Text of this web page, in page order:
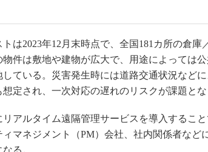
は2023年12月末時点で、全国181カ所の倉庫
物件は敷地や建物が広大で、用途によっては
している。災害発生時には道路交通状況など
定され、一次対応の遅れのリスクが課題とな
アルタイム遠隔管理サービスを導入すること
マネジメント（PM）会社、社内関係者など
る。